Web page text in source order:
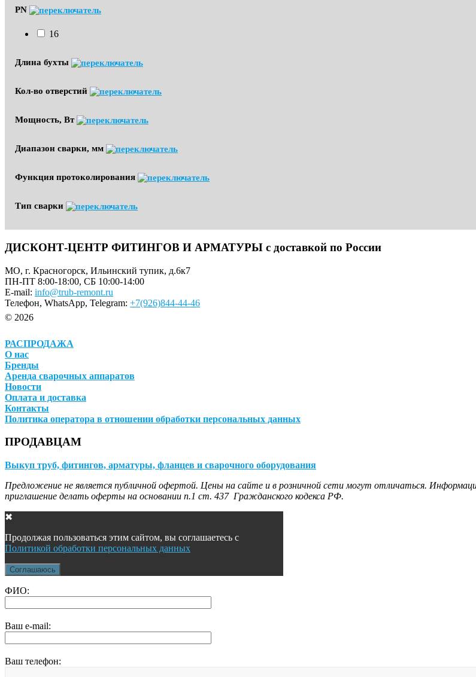
PN
16
Длина бухты
Кол-во отверстий
Мощность, Вт
Диапазон сварки, мм
Функция протоколирования
Тип сварки
ДИСКОНТ-ЦЕНТР ФИТИНГОВ И АРМАТУРЫ с доставкой по России
МО, г. Красногорск, Ильинский тупик, д.6к7
ПН-ПТ 8:00-18:00, СБ 10:00-14:00
E-mail: info@trub-remont.ru
Телефон, WhatsApp, Telegram: +7(926)844-44-46
© 2026
РАСПРОДАЖА
О нас
Бренды
Аренда сварочных аппаратов
Новости
Оплата и доставка
Контакты
Политика оператора в отношении обработки персональных данных
ПРОДАВЦАМ
Выкуп труб, фитингов, арматуры, фланцев и сварочного оборудования
Предложение не является публичной офертой. Цены на сайте и в розничной сети могут отличаться.
приглашение делать оферты на основании п.1 ст. 437 Гражданского кодекса РФ.
✖
Продолжая пользоваться этим сайтом, вы соглашаетесь с
Политикой обработки персональных данных
Соглашаюсь
ФИО:
Ваш e-mail:
Ваш телефон: